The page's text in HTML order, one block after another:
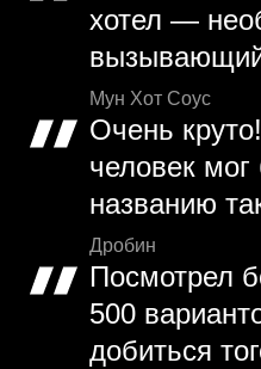
хотел —
Мун Хот Соус
Очень
человек
названию
Дробин
Посмотрел
500
добиться